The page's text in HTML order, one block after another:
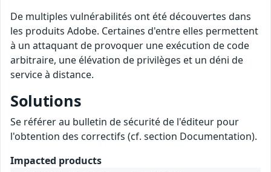
De multiples vulnérabilités ont été découvertes dans
les produits Adobe. Certaines d'entre elles permettent
à un attaquant de provoquer une exécution de code
arbitraire, une élévation de privilèges et un déni de
service à distance.
Solutions
Se référer au bulletin de sécurité de l'éditeur pour
l'obtention des correctifs (cf. section Documentation).
Impacted products